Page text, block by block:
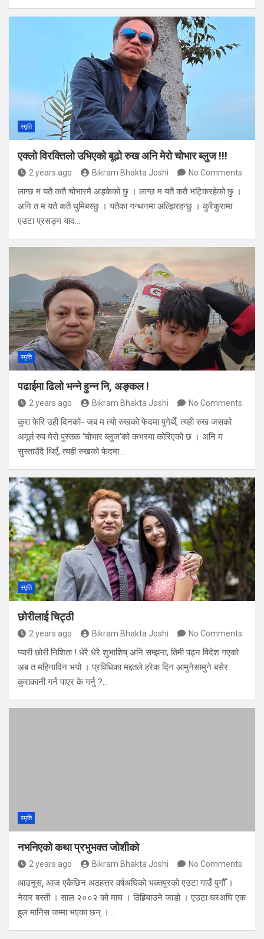
स्मृति
एक्लो विरक्तिलो उभिएको बूढो रुख अनि मेरो चोभार ब्लुज !!!
2 years ago Bikram Bhakta Joshi No Comments
लाग्छ म यतै कतै चोभारमै अड्केको छु । लाग्छ म यतै कतै भट्किरहेको छु ।
अनि त म यतै कतै घुमिबस्छु । यतैका गन्थनमा अल्झिरहन्छु । कुरैकुरामा
एउटा प्रसङ्ग याद…
स्मृति
पढाईमा ढिलो भन्ने हुन्न नि, अङ्कल !
2 years ago Bikram Bhakta Joshi No Comments
कुरा फेरि उही दिनको- जब म त्यो रुखको फेदमा पुगेथेँ, त्यही रुख जसको
अमूर्त रुप मेरो पुस्तक ‘चोभार ब्लुज’को कभरमा कोरिएको छ । अनि म
सुस्ताउँदै थिएँ, त्यही रुखको फेदमा…
स्मृति
छोरीलाई चिट्ठी
2 years ago Bikram Bhakta Joshi No Comments
प्यारी छोरी निशिता ! धेरै धेरै शुभाशिष् अनि सम्झना, तिमी पढ्न विदेश गएको
अब त महिनादिन भयो । प्रविधिका मद्दतले हरेक दिन आमुनेसामुने बसेर
कुराकानी गर्न पाएर के गर्नु ?…
स्मृति
नभनिएको कथा प्रभुभक्त जोशीको
2 years ago Bikram Bhakta Joshi No Comments
आउनुस्, आज एकैछिन अठहत्तर वर्षअघिको भक्तपुरको एउटा गाउँ पुगौँ ।
नेवार बस्ती । साल २००२ को माघ । ठिहिर्‍याउने जाडो । एउटा घरअघि एक
हुल मानिस जम्मा भएका छन् ।…